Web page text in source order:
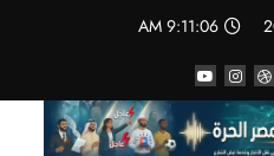
9:11:07 AM